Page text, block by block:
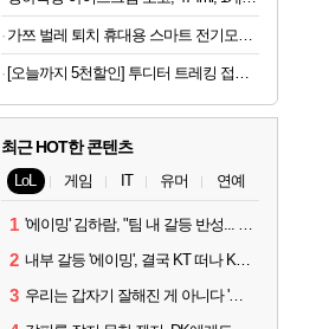
[오늘까지 5천할인] 투디터 트레킹 접이식 폴딩 경량 러닝 편광 선글라스 마라톤 가벼운 운전 자외선차단
최근 HOT한 콘텐츠
LoL 게임 IT 유머 연예
1 '에이밍' 김하람, "팀 내 갈등 반성... 끝까지 뛰고 싶었다"
2 내부 갈등 '에이밍', 결국 KT 떠나 KRX로...'지우'와 트레이드
3 우리는 갑자기 잘해진 게 아니다 '씨맥' 김대호 감독의 자신감